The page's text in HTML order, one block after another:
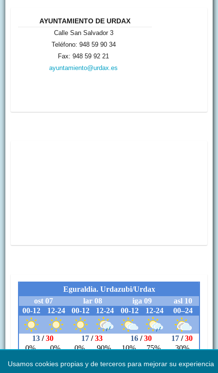
Usamos cookies propias y de terceros para mejorar su experiencia
AYUNTAMIENTO DE URDAX
Calle San Salvador 3
Teléfono: 948 59 90 34
Fax: 948 59 92 21
ayuntamiento@urdax.es